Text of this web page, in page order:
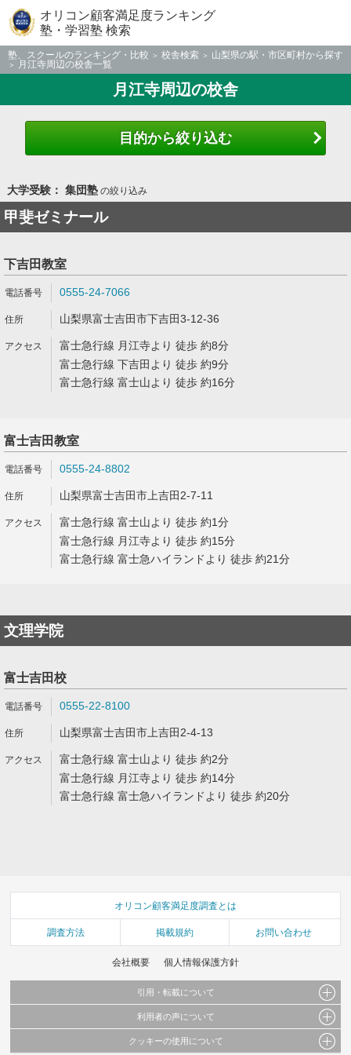
オリコン顧客満足度ランキング
塾・学習塾 検索
塾、スクールのランキング・比較 校舎検索
山梨県の駅・市区町村から探す
月江寺周辺の校舎一覧
月江寺周辺の校舎
目的から絞り込む
大学受験： 集団塾の絞り込み
甲斐ゼミナール
下吉田教室
0555-24-7066
山梨県富士吉田市下吉田3-12-36
富士急行線 月江寺より 徒歩 約8分
富士急行線 下吉田より 徒歩 約9分
富士急行線 富士山より 徒歩 約16分
富士吉田教室
0555-24-8802
山梨県富士吉田市上吉田2-7-11
富士急行線 富士山より 徒歩 約1分
富士急行線 月江寺より 徒歩 約15分
富士急行線 富士急ハイランドより 徒歩 約21分
文理学院
富士吉田校
0555-22-8100
山梨県富士吉田市上吉田2-4-13
富士急行線 富士山より 徒歩 約2分
富士急行線 月江寺より 徒歩 約14分
富士急行線 富士急ハイランドより 徒歩 約20分
オリコン顧客満足度調査とは
調査方法 掲載規約 お問い合わせ
会社概要 個人情報保護方針
引用・転載について
当サイトで公開されている情報（文字、写真、イラスト、画像データ等）及びこれらの配
これらの情報を権利者の許可なく無断転載・複製などの二次利用を行うことは固く禁じて
利用者の声について
当サイトに掲載している内容はすべてサービスの利用者が提出された見解・感想です。
クッキーの使用について